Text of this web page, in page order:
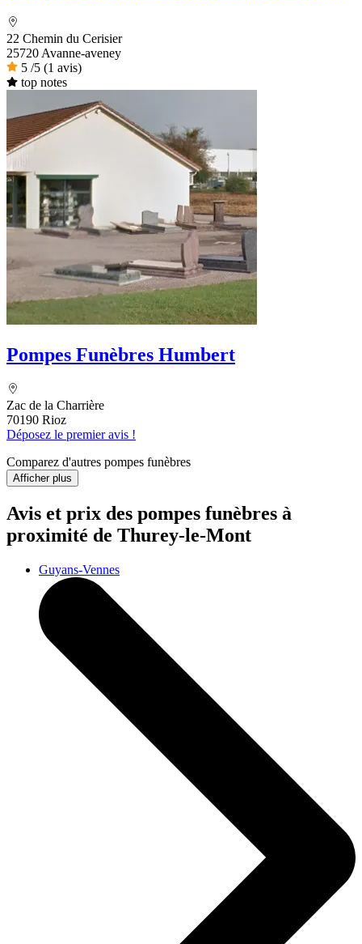
22 Chemin du Cerisier
25720 Avanne-aveney
5 /5 (1 avis)
top notes
Pompes Funèbres Humbert
Zac de la Charrière
70190 Rioz
Déposez le premier avis !
Comparez d'autres pompes funèbres
Afficher plus
Avis et prix des pompes funèbres à
proximité de Thurey-le-Mont
Guyans-Vennes